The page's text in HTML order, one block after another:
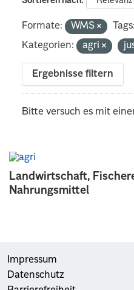
Landwirtschaft,
Nahrungsmittel
Formate: WMS Tags:
Kategorien:
agri
Ergebnisse filtern
Bitte versuch es mit
Impressum
Datenschutz